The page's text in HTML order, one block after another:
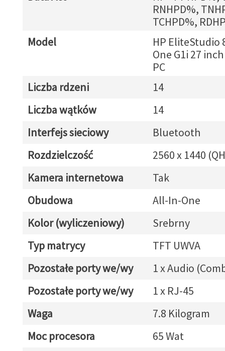
RNHPD%,
TCHPD%,
Model
HP EliteStudio
One G1i 27
PC
Liczba rdzeni
14
Liczba wątków
14
Interfejs sieciowy
Bluetooth
Rozdzielczość
2560 x 1440
Kamera internetowa
Tak
Obudowa
All-In-One
Kolor (wyliczeniowy)
Srebrny
Typ matrycy
TFT UWVA
Pozostałe porty we/wy
1 x Audio
Pozostałe porty we/wy
1 x RJ-45
Waga
7.8 Kilogram
Moc procesora
65 Wat